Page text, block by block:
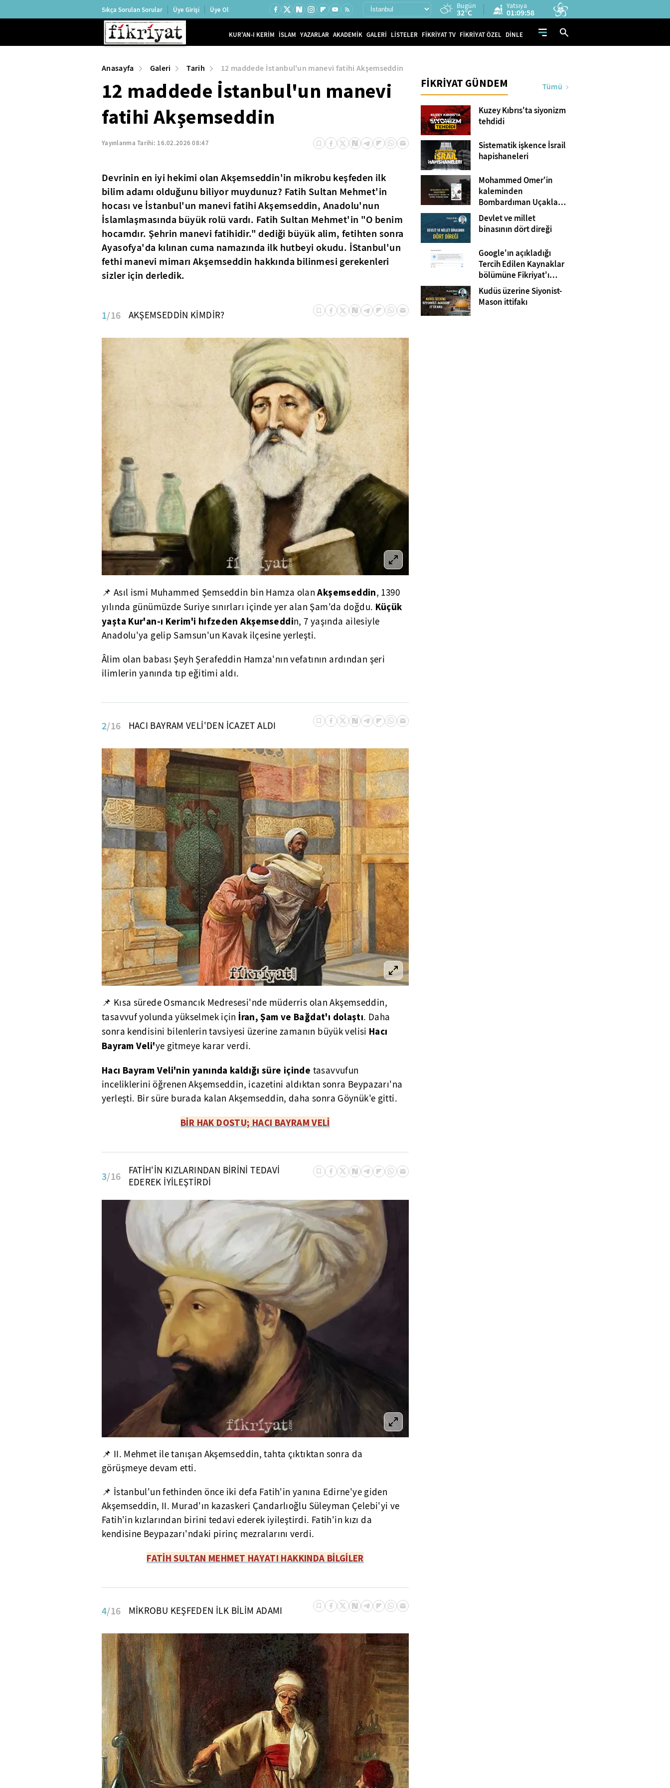
Sıkça Sorulan Sorular Üye Girişi Üye Ol Bugün
32°C
Yatsıya
01:09:56
KUR'AN-I KERİM İSLAM YAZARLAR AKADEMİK GALERİ LİSTELER FİKRİYAT TV FİKRİYAT ÖZEL DİNLE
Anasayfa Galeri Tarih 12 maddede İstanbul'un manevi fatihi Akşemseddin
12 maddede İstanbul'un manevi
fatihi Akşemseddin
Yayınlanma Tarihi: 16.02.2026 08:47
Devrinin en iyi hekimi olan Akşemseddin'in mikrobu keşfeden ilk
bilim adamı olduğunu biliyor muydunuz? Fatih Sultan Mehmet'in
hocası ve İstanbul'un manevi fatihi Akşemseddin, Anadolu'nun
İslamlaşmasında büyük rolü vardı. Fatih Sultan Mehmet'in "O benim
hocamdır. Şehrin manevi fatihidir." dediği büyük alim, fetihten sonra
Ayasofya'da kılınan cuma namazında ilk hutbeyi okudu. İStanbul'un
fethi manevi mimarı Akşemseddin hakkında bilinmesi gerekenleri
sizler için derledik.
1/16 AKŞEMSEDDİN KİMDİR?
📌 Asıl ismi Muhammed Şemseddin bin Hamza olanAkşemseddin, 1390
yılında günümüzde Suriye sınırları içinde yer alan Şam'da doğdu. Küçük
yaşta Kur'an-ı Kerim'i hıfzeden Akşemseddin, 7 yaşında ailesiyle
Anadolu'ya gelip Samsun'un Kavak ilçesine yerleşti.
Âlim olan babası Şeyh Şerafeddin Hamza'nın vefatının ardından şeri
ilimlerin yanında tıp eğitimi aldı.
2/16 HACI BAYRAM VELİ'DEN İCAZET ALDI
📌 Kısa sürede Osmancık Medresesi'nde müderris olan Akşemseddin,
tasavvuf yolunda yükselmek için İran,Şam ve Bağdat'ı dolaştı. Daha
sonra kendisini bilenlerin tavsiyesi üzerine zamanın büyük velisi Hacı
Bayram Veli'ye gitmeye karar verdi.
Hacı Bayram Veli'nin yanında kaldığı süre içinde tasavvufun
inceliklerini öğrenen Akşemseddin, icazetini aldıktan sonra Beypazarı'na
yerleşti. Bir süre burada kalan Akşemseddin, daha sonra Göynük'e gitti.
BİR HAK DOSTU; HACI BAYRAM VELİ
3/16
FATİH'İN KIZLARINDAN BİRİNİ TEDAVİ
EDEREK İYİLEŞTİRDİ
📌 II. Mehmet ile tanışan Akşemseddin, tahta çıktıktan sonra da
görüşmeye devam etti.
📌 İstanbul'un fethinden önce iki defa Fatih'in yanına Edirne'ye giden
Akşemseddin, II. Murad'ın kazaskeri Çandarlıoğlu Süleyman Çelebi'yi ve
Fatih'in kızlarından birini tedavi ederek iyileştirdi. Fatih'in kızı da
kendisine Beypazarı'ndaki pirinç mezralarını verdi.
FATİH SULTAN MEHMET HAYATI HAKKINDA BİLGİLER
4/16 MİKROBU KEŞFEDEN İLK BİLİM ADAMI
FİKRİYAT GÜNDEM Tümü
Kuzey Kıbrıs'ta siyonizm
tehdidi
Sistematik işkence İsrail
hapishaneleri
Mohammed Omer'in
kaleminden
Bombardıman Uçakları
ve Tanklar Arasında
Gazze
Devlet ve millet
binasının dört direği
Google'ın açıkladığı
Tercih Edilen Kaynaklar
bölümüne Fikriyat'ı
eklemeyi unutmayın!
Kudüs üzerine Siyonist-
Mason ittifakı